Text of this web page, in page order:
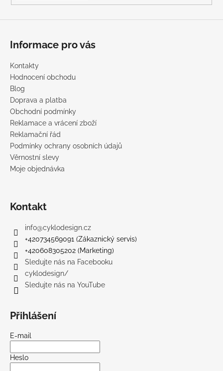
Informace pro vás
Kontakty
Hodnocení obchodu
Blog
Doprava a platba
Obchodní podmínky
Reklamace a vrácení zboží
Reklamační řád
Podmínky ochrany osobních údajů
Věrnostní slevy
Moje objednávka
Kontakt
info@cyklodesign.cz
+420734569091 (Zákaznický servis)
+420608305202 (Marketing)
Sledujte nás na Facebooku
cyklodesign/
Sledujte nás na YouTube
Přihlášení
E-mail
Heslo